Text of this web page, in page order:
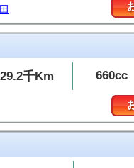
29.2千Km 660cc